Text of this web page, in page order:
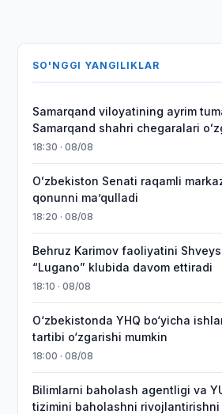
SO'NGGI YANGILIKLAR
Samarqand viloyatining ayrim
Samarqand shahri chegaralari
18:30 · 08/08
Oʻzbekiston Senati raqamli
qonunni maʼqulladi
18:20 · 08/08
Behruz Karimov faoliyatini
“Lugano” klubida davom ettiradi
18:10 · 08/08
O‘zbekistonda YHQ bo‘yicha
tartibi o‘zgarishi mumkin
18:00 · 08/08
Bilimlarni baholash agentligi va
tizimini baholashni rivojlantirishni